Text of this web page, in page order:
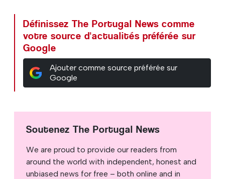
Définissez The Portugal News comme
votre source d'actualités préférée sur
Google
Ajouter comme source préférée sur
Google
Soutenez The Portugal News
We are proud to provide our readers from
around the world with independent, honest and
unbiased news for free – both online and in